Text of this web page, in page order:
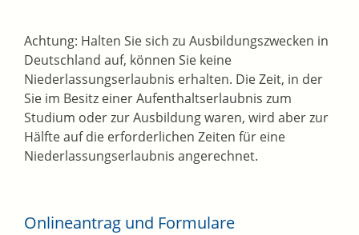
Achtung: Halten Sie sich zu Ausbildungszwecken in
Deutschland auf, können Sie keine
Niederlassungserlaubnis erhalten. Die Zeit, in der
Sie im Besitz einer Aufenthaltserlaubnis zum
Studium oder zur Ausbildung waren, wird aber zur
Hälfte auf die erforderlichen Zeiten für eine
Niederlassungserlaubnis angerechnet.
Onlineantrag und Formulare